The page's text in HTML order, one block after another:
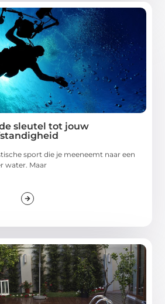
sleutel tot jouw
sport die je meeneemt naar een
water. Maar